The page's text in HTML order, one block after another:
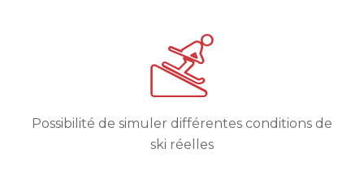
Possibilité de simuler différentes conditions de
ski réelles